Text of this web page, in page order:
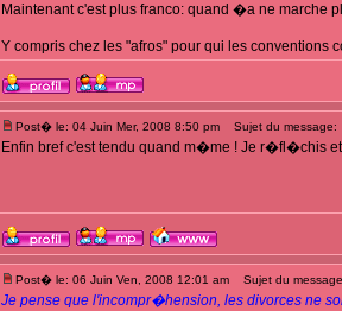
Maintenant c'est plus franco: quand �a ne marche
Y compris chez les "afros" pour qui les
Post� le: 04 Juin Mer, 2008 8:50 pm Sujet du message:
Enfin bref c'est tendu quand m�me ! Je r�fl�chis
Post� le: 06 Juin Ven, 2008 12:01 am Sujet du
Je pense que l'incompr�hension, les divorces ne